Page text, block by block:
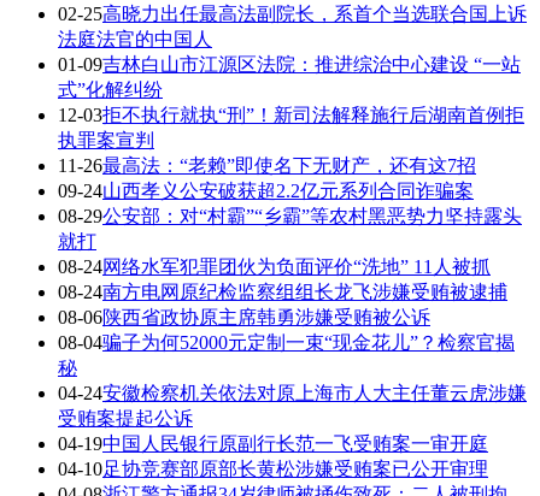
02-25高晓力出任最高法副院长，系首个当选联合国上诉
法庭法官的中国人
01-09吉林白山市江源区法院：推进综治中心建设 “一站
式”化解纠纷
12-03拒不执行就执“刑”！新司法解释施行后湖南首例拒
执罪案宣判
11-26最高法：“老赖”即使名下无财产，还有这7招
09-24山西孝义公安破获超2.2亿元系列合同诈骗案
08-29公安部：对“村霸”“乡霸”等农村黑恶势力坚持露头
就打
08-24网络水军犯罪团伙为负面评价“洗地” 11人被抓
08-24南方电网原纪检监察组组长龙飞涉嫌受贿被逮捕
08-06陕西省政协原主席韩勇涉嫌受贿被公诉
08-04骗子为何52000元定制一束“现金花儿”？检察官揭
秘
04-24安徽检察机关依法对原上海市人大主任董云虎涉嫌
受贿案提起公诉
04-19中国人民银行原副行长范一飞受贿案一审开庭
04-10足协竞赛部原部长黄松涉嫌受贿案已公开审理